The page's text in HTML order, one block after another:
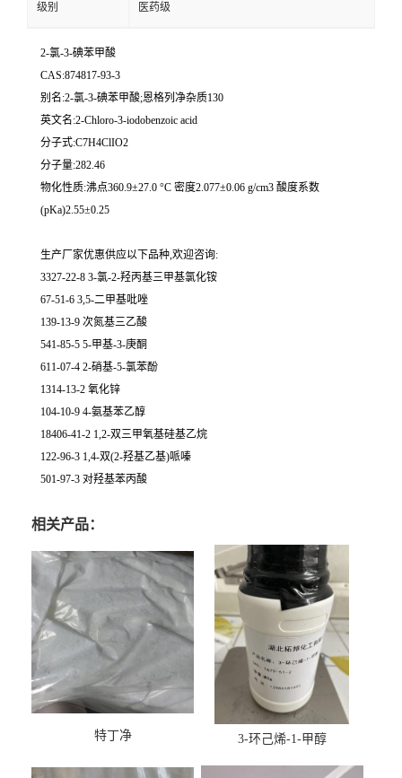
级别 医药级
2-氯-3-碘苯甲酸
CAS:874817-93-3
别名:2-氯-3-碘苯甲酸;恩格列净杂质130
英文名:2-Chloro-3-iodobenzoic acid
分子式:C7H4ClIO2
分子量:282.46
物化性质:沸点360.9±27.0 °C 密度2.077±0.06 g/cm3 酸度系数
(pKa)2.55±0.25
生产厂家优惠供应以下品种,欢迎咨询:
3327-22-8 3-氯-2-羟丙基三甲基氯化铵
67-51-6 3,5-二甲基吡唑
139-13-9 次氮基三乙酸
541-85-5 5-甲基-3-庚酮
611-07-4 2-硝基-5-氯苯酚
1314-13-2 氧化锌
104-10-9 4-氨基苯乙醇
18406-41-2 1,2-双三甲氧基硅基乙烷
122-96-3 1,4-双(2-羟基乙基)哌嗪
501-97-3 对羟基苯丙酸
相关产品：
特丁净 3-环己烯-1-甲醇